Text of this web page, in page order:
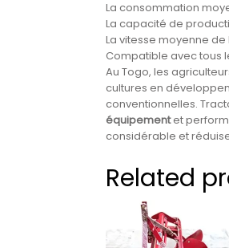
La consommation
La capacité de
La vitesse moyenne
Compatible avec tous
Au Togo, les
cultures en
conventionnelles.
équipementet
considérable et
Related